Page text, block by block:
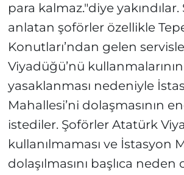
para kalmaz."diye
anlatan şoförler özellikle
Konutları’ndan gelen
Viyadüğü’nü kullanmalarının
yasaklanması nedeniyle
Mahallesi’ni dolaşmasının
istediler. Şoförler Atatürk
kullanılmaması ve İstasyon
dolaşılmasını başlıca neden